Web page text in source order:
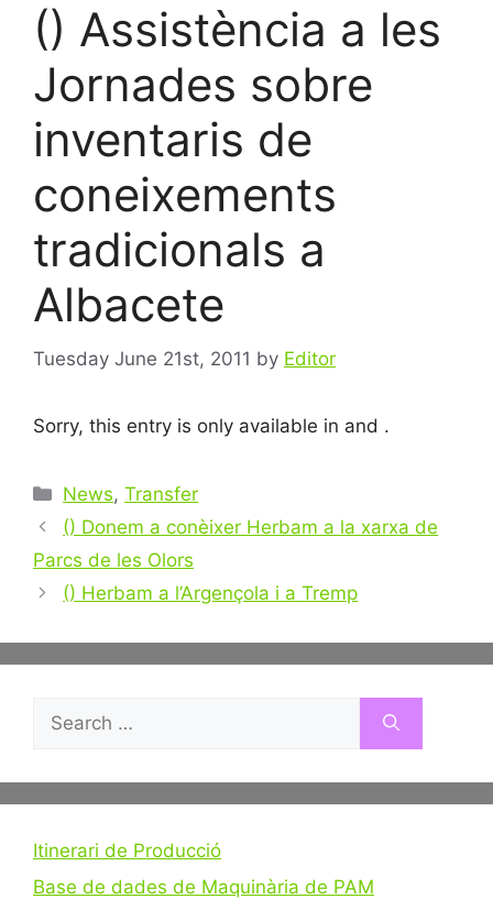
() Assistència a les
Jornades sobre
inventaris de
coneixements
tradicionals a
Albacete
Tuesday June 21st, 2011 by Editor
Sorry, this entry is only available in and .
Categories
News,Transfer
Post
navigation
() Donem a conèixer Herbam a la xarxa de
Parcs de les Olors
() Herbam a l’Argençola i a Tremp
for:
Itinerari de Producció
Base de dades de Maquinària de PAM